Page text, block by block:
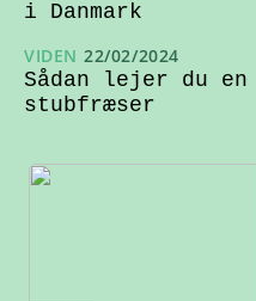
i Danmark
VIDEN 22/02/2024
Sådan lejer du en
stubfræser